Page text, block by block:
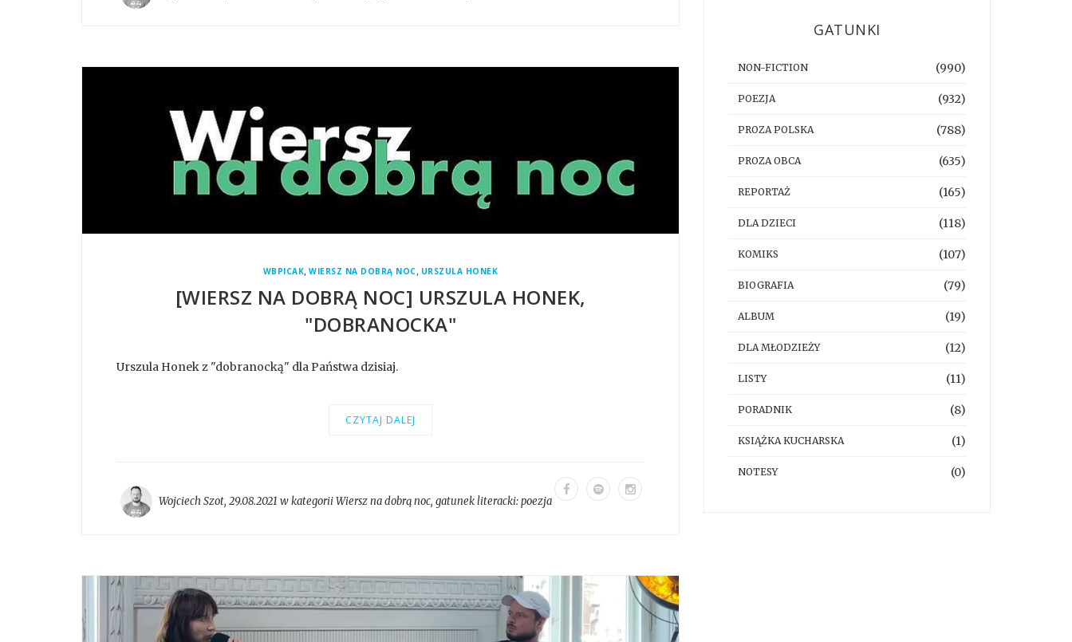
WBPICAK,WIERSZ NA DOBRĄ NOC, URSZULA HONEK
[WIERSZ NA DOBRĄ NOC] URSZULA HONEK,
"DOBRANOCKA"
Urszula Honek z "dobranocką" dla Państwa dzisiaj.
CZYTAJ DALEJ
Wojciech Szot, 29.08.2021 w kategoriiWiersz na dobrą noc, gatunek literacki:poezja
GATUNKI
NON-FICTION (990)
POEZJA (932)
PROZA POLSKA (788)
PROZA OBCA (635)
REPORTAŻ (165)
DLA DZIECI (118)
KOMIKS (107)
BIOGRAFIA (79)
ALBUM (19)
DLA MŁODZIEŻY (12)
LISTY (11)
PORADNIK (8)
KSIĄŻKA KUCHARSKA (1)
NOTESY (0)